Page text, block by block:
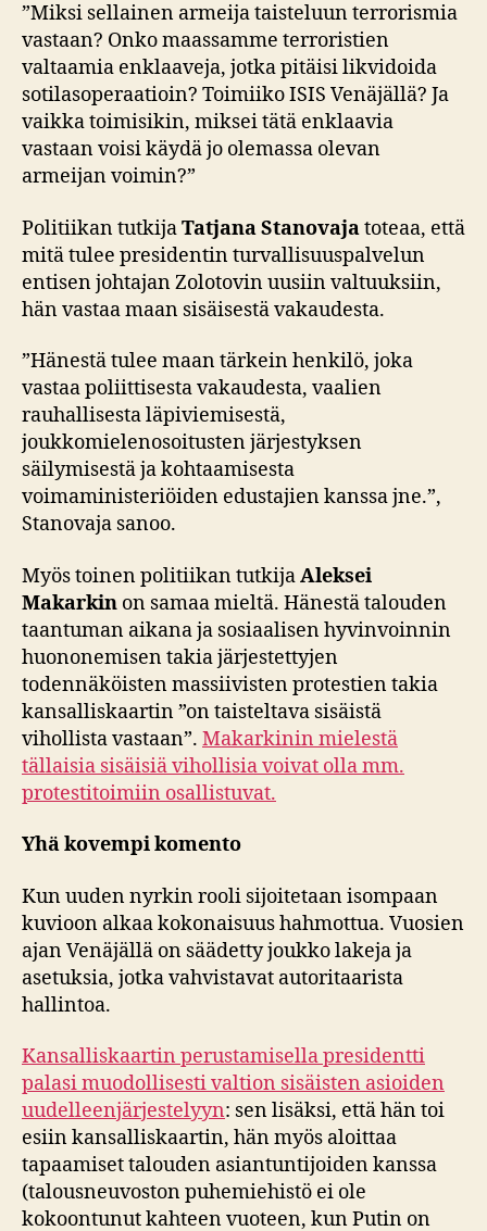
”Miksi sellainen armeija taisteluun terrorismia
vastaan? Onko maassamme terroristien
valtaamia enklaaveja, jotka pitäisi likvidoida
sotilasoperaatioin? Toimiiko ISIS Venäjällä? Ja
vaikka toimisikin, miksei tätä enklaavia
vastaan voisi käydä jo olemassa olevan
armeijan voimin?”
Politiikan tutkijaTatjana Stanovajatoteaa, että
mitä tulee presidentin turvallisuuspalvelun
entisen johtajan Zolotovin uusiin valtuuksiin,
hän vastaa maan sisäisestä vakaudesta.
”Hänestä tulee maan tärkein henkilö, joka
vastaa poliittisesta vakaudesta, vaalien
rauhallisesta läpiviemisestä,
joukkomielenosoitusten järjestyksen
säilymisestä ja kohtaamisesta
voimaministeriöiden edustajien kanssa jne.”,
Stanovaja sanoo.
Myös toinen politiikan tutkijaAleksei
Makarkin on samaa mieltä. Hänestä talouden
taantuman aikana ja sosiaalisen hyvinvoinnin
huononemisen takia järjestettyjen
todennäköisten massiivisten protestien takia
kansalliskaartin ”on taisteltava sisäistä
vihollista vastaan”. Makarkinin mielestä
tällaisia sisäisiä vihollisia voivat olla mm.
protestitoimiin osallistuvat.
Yhä kovempi komento
Kun uuden nyrkin rooli sijoitetaan isompaan
kuvioon alkaa kokonaisuus hahmottua. Vuosien
ajan Venäjällä on säädetty joukko lakeja ja
asetuksia, jotka vahvistavat autoritaarista
hallintoa.
Kansalliskaartin perustamisella presidentti
palasi muodollisesti valtion sisäisten asioiden
uudelleenjärjestelyyn: sen lisäksi, että hän toi
esiin kansalliskaartin, hän myös aloittaa
tapaamiset talouden asiantuntijoiden kanssa
(talousneuvoston puhemiehistö ei ole
kokoontunut kahteen vuoteen, kun Putin on